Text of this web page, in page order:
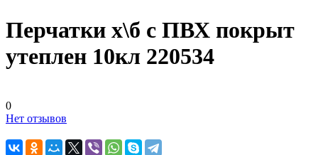
Перчатки х\б с ПВХ покрыт
утеплен 10кл 220534
0
Нет отзывов